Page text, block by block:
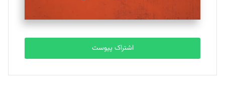
مصطفی مسجدی آرانی
تحریریه
بابک نقاش
تحریریه
اشتراک پیوست